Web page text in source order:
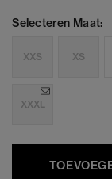
Selecteren Maat:
XXS XS
XXXL